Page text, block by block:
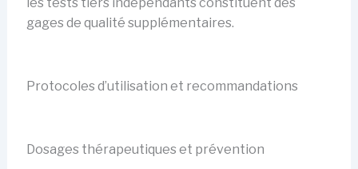
gages de qualité supplémentaires.
Protocoles d’utilisation et recommandations
Dosages thérapeutiques et prévention